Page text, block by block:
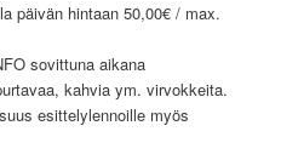
päivän hintaan 50,00€ / max.
sovittuna aikana
kahvia ym. virvokkeita.
esittelylennoille myös